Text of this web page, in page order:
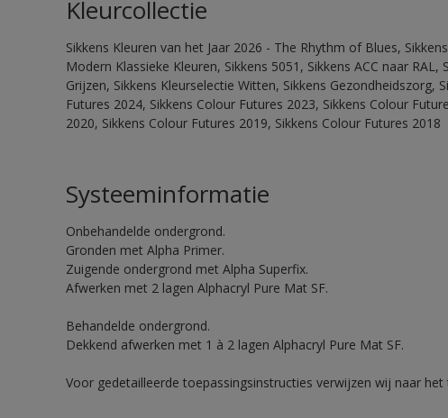
Kleurcollectie
Sikkens Kleuren van het Jaar 2026 - The Rhythm of Blues,
Modern Klassieke Kleuren, Sikkens 5051, Sikkens ACC naar
Grijzen, Sikkens Kleurselectie Witten, Sikkens Gezondheidszorg,
Futures 2024, Sikkens Colour Futures 2023, Sikkens Colour
2020, Sikkens Colour Futures 2019, Sikkens Colour Futures 2018
Systeeminformatie
Onbehandelde ondergrond.
Gronden met Alpha Primer.
Zuigende ondergrond met Alpha Superfix.
Afwerken met 2 lagen Alphacryl Pure Mat SF.
Behandelde ondergrond.
Dekkend afwerken met 1 à 2 lagen Alphacryl Pure Mat SF.
Voor gedetailleerde toepassingsinstructies verwijzen wij naar